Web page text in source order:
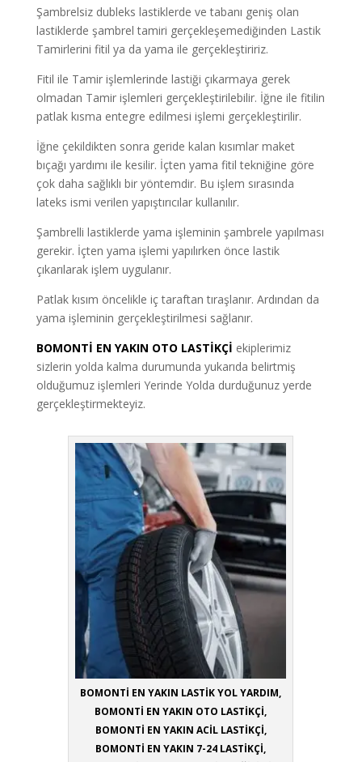
Şambrelsiz dubleks lastiklerde ve tabanı geniş olan
lastiklerde şambrel tamiri gerçekleşemediğinden Lastik
Tamirlerini fitil ya da yama ile gerçekleştiririz.
Fitil ile Tamir işlemlerinde lastiği çıkarmaya gerek
olmadan Tamir işlemleri gerçekleştirilebilir. İğne ile fitilin
patlak kısma entegre edilmesi işlemi gerçekleştirilir.
İğne çekildikten sonra geride kalan kısımlar maket
bıçağı yardımı ile kesilir. İçten yama fitil tekniğine göre
çok daha sağlıklı bir yöntemdir. Bu işlem sırasında
lateks ismi verilen yapıştırıcılar kullanılır.
Şambrelli lastiklerde yama işleminin şambrele yapılması
gerekir. İçten yama işlemi yapılırken önce lastik
çıkarılarak işlem uygulanır.
Patlak kısım öncelikle iç taraftan tıraşlanır. Ardından da
yama işleminin gerçekleştirilmesi sağlanır.
BOMONTİ EN YAKIN OTO LASTİKÇİ ekiplerimiz
sizlerin yolda kalma durumunda yukarıda belirtmiş
olduğumuz işlemleri Yerinde Yolda durduğunuz yerde
gerçekleştirmekteyiz.
BOMONTİ EN YAKIN LASTİK YOL YARDIM,
BOMONTİ EN YAKIN OTO LASTİKÇİ,
BOMONTİ EN YAKIN ACİL LASTİKÇİ,
BOMONTİ EN YAKIN 7-24 LASTİKÇİ,